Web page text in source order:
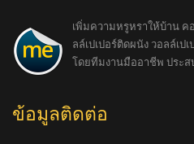
เพิ่มความหรูหราให้บ้าน
ลล์เปเปอร์ติดผนัง วอลล์เป
โดยทีมงานมืออาชีพ ประส
ข้อมูลติดต่อ